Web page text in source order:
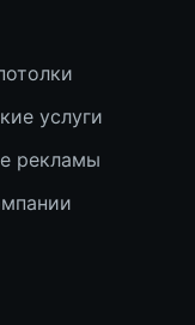
услуги
рекламы